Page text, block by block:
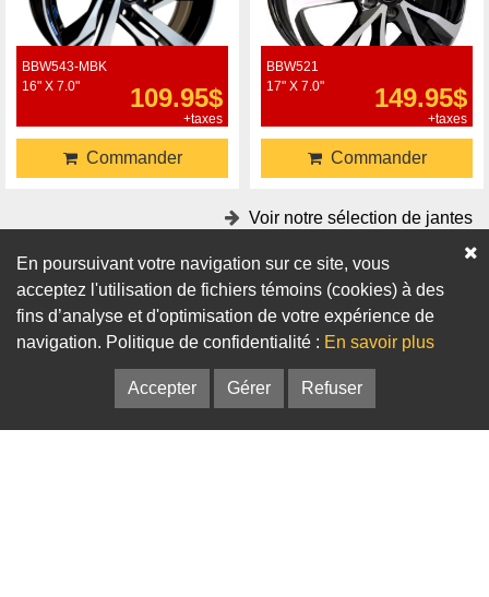
BBW543-MBK
16" X 7.0"
109.95$
+taxes
Commander
BBW521
17" X 7.0"
149.95$
+taxes
Commander
Voir notre sélection de jantes
Accessoires
Adaptateurs Bagues de centrage
En poursuivant votre navigation sur ce site, vous
acceptez l'utilisation de fichiers témoins (cookies) à des
fins d’analyse et d'optimisation de votre expérience de
navigation. Politique de confidentialité : En savoir plus
Accepter Gérer Refuser